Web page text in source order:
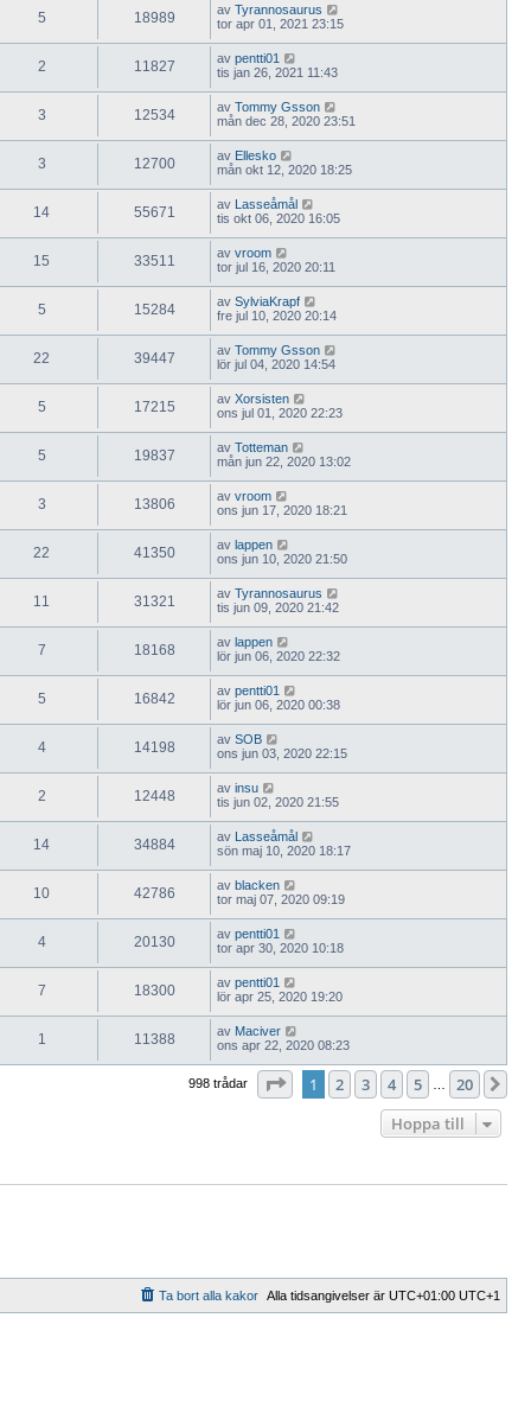
5 18989 av Tyrannosaurus
tor apr 01, 2021 23:15
2 11827 av pentti01
tis jan 26, 2021 11:43
3 12534 av Tommy Gsson
mån dec 28, 2020 23:51
3 12700 av Ellesko
mån okt 12, 2020 18:25
14 55671 av Lasseåmål
tis okt 06, 2020 16:05
15 33511 av vroom
tor jul 16, 2020 20:11
5 15284 av SylviaKrapf
fre jul 10, 2020 20:14
22 39447 av Tommy Gsson
lör jul 04, 2020 14:54
5 17215 av Xorsisten
ons jul 01, 2020 22:23
5 19837 av Totteman
mån jun 22, 2020 13:02
3 13806 av vroom
ons jun 17, 2020 18:21
22 41350 av lappen
ons jun 10, 2020 21:50
11 31321 av Tyrannosaurus
tis jun 09, 2020 21:42
7 18168 av lappen
lör jun 06, 2020 22:32
5 16842 av pentti01
lör jun 06, 2020 00:38
4 14198 av SOB
ons jun 03, 2020 22:15
2 12448 av insu
tis jun 02, 2020 21:55
14 34884 av Lasseåmål
sön maj 10, 2020 18:17
10 42786 av blacken
tor maj 07, 2020 09:19
4 20130 av pentti01
tor apr 30, 2020 10:18
7 18300 av pentti01
lör apr 25, 2020 19:20
1 11388 av Maciver
ons apr 22, 2020 08:23
998 trådar Sida av 20
1 2 3 4 5 20
Hoppa till
Alla tidsangivelser är UTC+01:00 UTC+1
Ta bort alla kakor